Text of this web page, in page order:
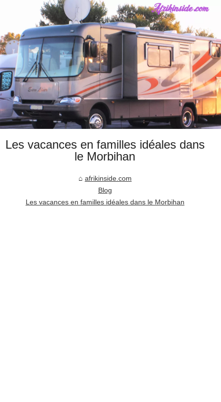
Les vacances en familles idéales dans
le Morbihan
afrikinside.com
Blog
Les vacances en familles idéales dans le Morbihan